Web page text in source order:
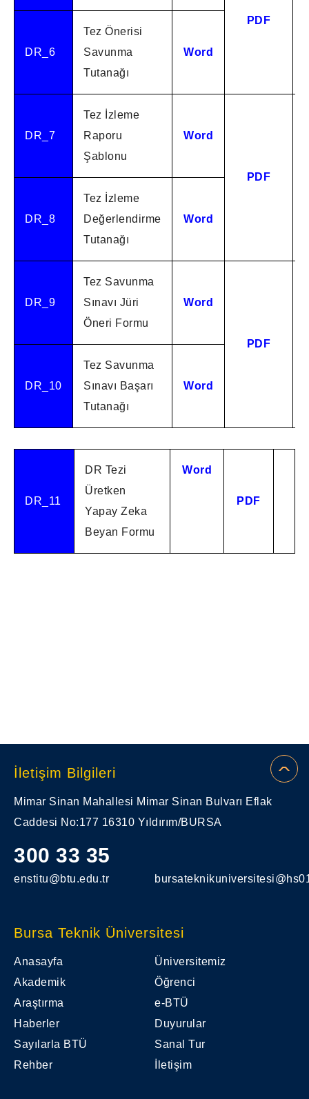
PDF
DR_6
Tez Önerisi
Savunma
Tutanağı
Word
DR_7
Tez İzleme
Raporu
Şablonu
Word
PDF
DR_8
Tez İzleme
Değerlendirme
Tutanağı
Word
DR_9
Tez Savunma
Sınavı Jüri
Öneri Formu
Word
PDF
DR_10
Tez Savunma
Sınavı Başarı
Tutanağı
Word
DR_11
DR Tezi
Üretken
Yapay Zeka
Beyan Formu
Word
PDF
İletişim Bilgileri
Mimar Sinan Mahallesi Mimar Sinan Bulvarı Eflak
Caddesi No:177 16310 Yıldırım/BURSA
300 33 35
enstitu@btu.edu.tr
Bursa Teknik Üniversitesi
Anasayfa
Üniversitemiz
Akademik
Öğrenci
Araştırma
e-BTÜ
Haberler
Duyurular
Sayılarla BTÜ
Sanal Tur
Rehber
İletişim